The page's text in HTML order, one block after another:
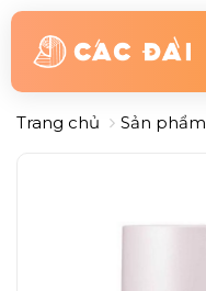
Trang chủ Sản phẩm